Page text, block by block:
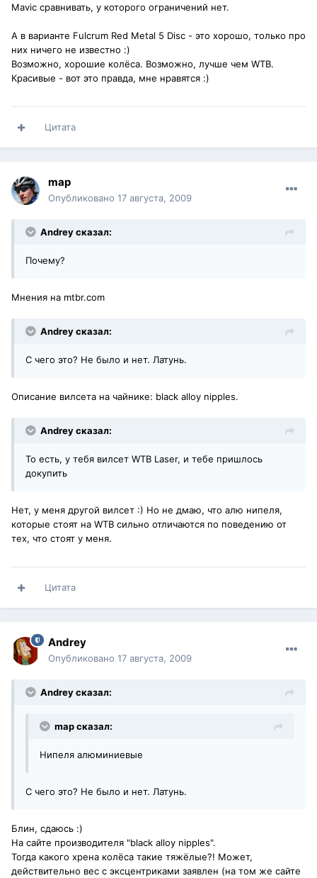
Maviс сравнивать, у которого ограничений нет.
А в варианте Fulcrum Red Metal 5 Disc - это хорошо, только про
них ничего не известно :)
Возможно, хорошие колёса. Возможно, лучше чем WTB.
Красивые - вот это правда, мне нравятся :)
Цитата
map
Опубликовано 17 августа, 2009
Andrey сказал:
Почему?
Мнения на mtbr.com
Andrey сказал:
С чего это? Не было и нет. Латунь.
Описание вилсета на чайнике: black alloy nipples.
Andrey сказал:
То есть, у тебя вилсет WTB Laser, и тебе пришлось
докупить
Нет, у меня другой вилсет :) Но не дмаю, что алю нипеля,
которые стоят на WTB сильно отличаются по поведению от
тех, что стоят у меня.
Цитата
Andrey
Опубликовано 17 августа, 2009
Andrey сказал:
map сказал:
Нипеля алюминиевые
С чего это? Не было и нет. Латунь.
Блин, сдаюсь :)
На сайте производителя "black alloy nipples".
Тогда какого хрена колёса такие тяжёлые?! Может,
действительно вес с эксцентриками заявлен (на том же сайте